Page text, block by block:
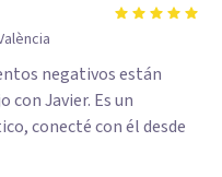
negativos están
con Javier. Es un
conecté con él desde